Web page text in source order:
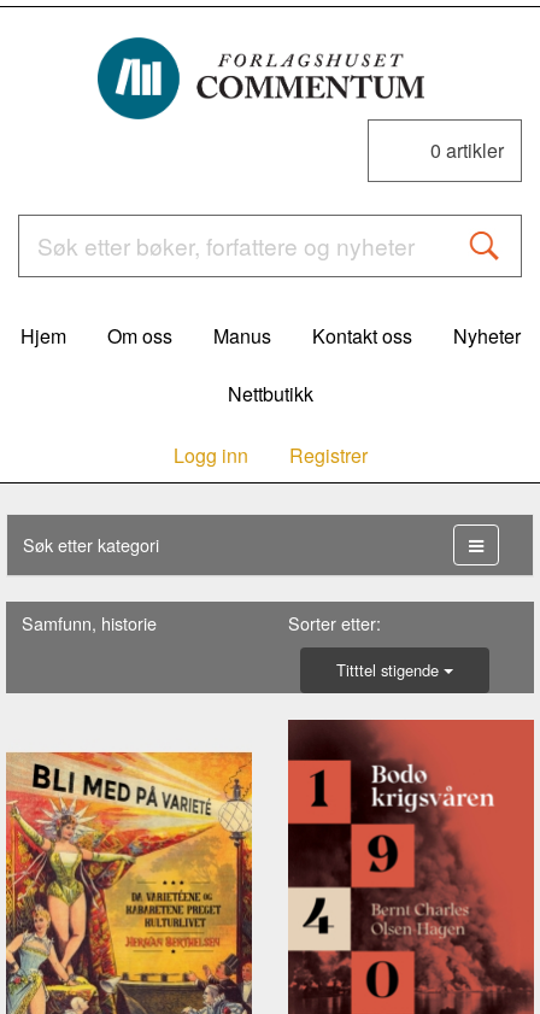
0 artikler
Hjem Om oss Manus Kontakt oss Nyheter
Nettbutikk
Logg inn Registrer
Søk etter kategori
Samfunn, historie Sorter etter:
Titttel stigende